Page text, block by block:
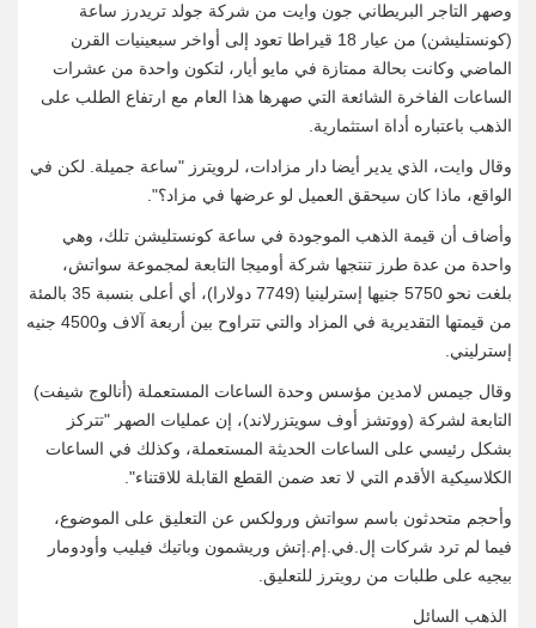
وصهر التاجر البريطاني جون وايت من شركة جولد تريدرز ساعة
(كونستليشن) من عيار 18 قيراطا تعود إلى أواخر سبعينيات القرن
الماضي وكانت بحالة ممتازة في مايو أيار، لتكون واحدة من عشرات
الساعات الفاخرة الشائعة التي صهرها هذا العام مع ارتفاع الطلب على
الذهب باعتباره أداة استثمارية.
وقال وايت، الذي يدير أيضا دار مزادات، لرويترز "ساعة جميلة. لكن في
الواقع، ماذا كان ⁠سيحقق العميل لو عرضها في مزاد؟".
وأضاف أن قيمة الذهب الموجودة في ساعة كونستليشن تلك، وهي
واحدة من عدة طرز تنتجها شركة أوميجا التابعة لمجموعة سواتش،
بلغت نحو 5750 جنيها إسترلينيا (7749 دولارا)، أي أعلى بنسبة 35 بالمئة
من قيمتها التقديرية في المزاد والتي تتراوح بين أربعة آلاف و4500 جنيه
إسترليني.
وقال جيمس لامدين مؤسس وحدة الساعات المستعملة (أنالوج شيفت)
التابعة لشركة (ووتشز أوف سويتزرلاند)، إن عمليات الصهر "تتركز
بشكل رئيسي على الساعات الحديثة المستعملة، وكذلك في الساعات
الكلاسيكية الأقدم التي لا تعد ضمن القطع القابلة للاقتناء".
وأحجم متحدثون باسم سواتش ورولكس عن التعليق على الموضوع،
فيما لم ترد شركات إل.في.إم.إتش وريشمون وباتيك فيليب وأودومار
بيجيه على طلبات من رويترز للتعليق.
الذهب السائل